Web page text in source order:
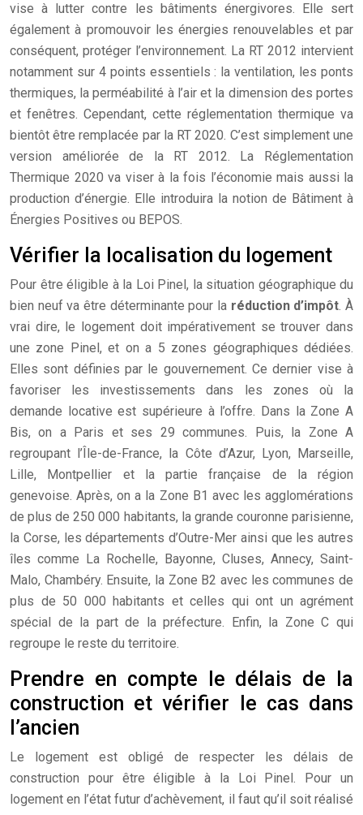
vise à lutter contre les bâtiments énergivores. Elle sert
également à promouvoir les énergies renouvelables et par
conséquent, protéger l’environnement. La RT 2012 intervient
notamment sur 4 points essentiels : la ventilation, les ponts
thermiques, la perméabilité à l’air et la dimension des portes
et fenêtres. Cependant, cette réglementation thermique va
bientôt être remplacée par la RT 2020. C’est simplement une
version améliorée de la RT 2012. La Réglementation
Thermique 2020 va viser à la fois l’économie mais aussi la
production d’énergie. Elle introduira la notion de Bâtiment à
Énergies Positives ou BEPOS.
Vérifier la localisation du logement
Pour être éligible à la Loi Pinel, la situation géographique du
bien neuf va être déterminante pour la réduction d’impôt. À
vrai dire, le logement doit impérativement se trouver dans
une zone Pinel, et on a 5 zones géographiques dédiées.
Elles sont définies par le gouvernement. Ce dernier vise à
favoriser les investissements dans les zones où la
demande locative est supérieure à l’offre. Dans la Zone A
Bis, on a Paris et ses 29 communes. Puis, la Zone A
regroupant l’Île-de-France, la Côte d’Azur, Lyon, Marseille,
Lille, Montpellier et la partie française de la région
genevoise. Après, on a la Zone B1 avec les agglomérations
de plus de 250 000 habitants, la grande couronne parisienne,
la Corse, les départements d’Outre-Mer ainsi que les autres
îles comme La Rochelle, Bayonne, Cluses, Annecy, Saint-
Malo, Chambéry. Ensuite, la Zone B2 avec les communes de
plus de 50 000 habitants et celles qui ont un agrément
spécial de la part de la préfecture. Enfin, la Zone C qui
regroupe le reste du territoire.
Prendre en compte le délais de la
construction et vérifier le cas dans
l’ancien
Le logement est obligé de respecter les délais de
construction pour être éligible à la Loi Pinel. Pour un
logement en l’état futur d’achèvement, il faut qu’il soit réalisé